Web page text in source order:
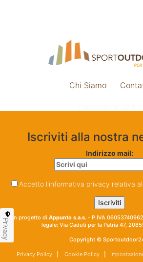
Chi Siamo
Iscriviti alla nostra
Indirizzo mail:
Accetto l'informativa privacy relativa
Un progetto di Appunto s.a.s. - P.IVA
legale: Via Caduti per la Patria 47,
Copyright ©
Privacy Policy| Cookie Policy|
Privacy